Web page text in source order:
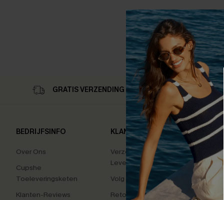
GRATIS VERZENDING OP 79,00 €
BEDRIJFSINFO
Over Ons
Cupshe
Toeleveringsketen
Klanten-Reviews
KLANTENSERVICE
Verzending En
Levering
Volg Je Bestelling
Retourzendingen
High